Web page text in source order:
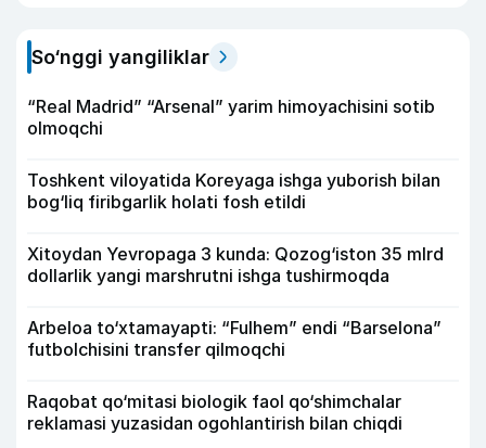
So‘nggi yangiliklar
“Real Madrid” “Arsenal” yarim himoyachisini sotib
olmoqchi
Toshkent viloyatida Koreyaga ishga yuborish bilan
bog‘liq firibgarlik holati fosh etildi
Xitoydan Yevropaga 3 kunda: Qozog‘iston 35 mlrd
dollarlik yangi marshrutni ishga tushirmoqda
Arbeloa to‘xtamayapti: “Fulhem” endi “Barselona”
futbolchisini transfer qilmoqchi
Raqobat qo‘mitasi biologik faol qo‘shimchalar
reklamasi yuzasidan ogohlantirish bilan chiqdi